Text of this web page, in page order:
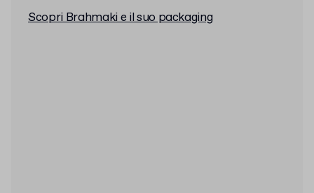
Scopri Brahmaki e il suo packaging